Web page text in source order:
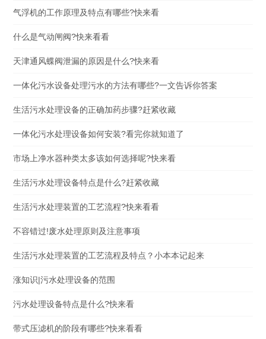
气浮机的工作原理及特点有哪些?快来看
什么是气动闸阀?快来看看
天津通风蝶阀泄漏的原因是什么?快来看
一体化污水设备处理污水的方法有哪些?一文告诉你答案
生活污水处理设备的正确加药步骤?赶紧收藏
一体化污水处理设备如何安装?看完你就知道了
市场上净水器种类太多该如何选择呢?快来看
生活污水处理设备特点是什么?赶紧收藏
生活污水处理装置的工艺流程?快来看看
不容错过!废水处理原则及注意事项
生活污水处理装置的工艺流程及特点？小本本记起来
涨知识|污水处理设备的范围
污水处理设备特点是什么?快来看
带式压滤机的阶段有哪些?快来看看